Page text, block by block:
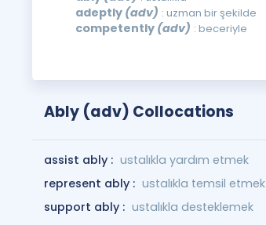
adeptly (adv) : uzman bir şekilde
competently (adv) : beceriyle
Ably (adv) Collocations
assist ably : ustalıkla yardım etmek
represent ably : ustalıkla temsil etmek
support ably : ustalıkla desteklemek